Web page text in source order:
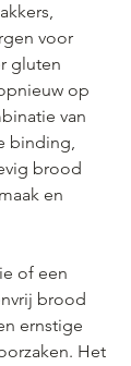
voor
gluten
op
van
binding,
brood
en
of een
brood
ernstige
Het